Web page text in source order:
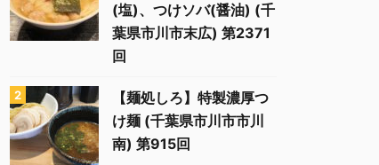
(塩)、つけソバ(醤油) (千
葉県市川市末広) 第2371
回
【麺処しろ】特製濃厚つ
け麺 (千葉県市川市市川
南) 第915回